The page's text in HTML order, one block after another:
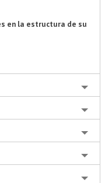
en la estructura de su